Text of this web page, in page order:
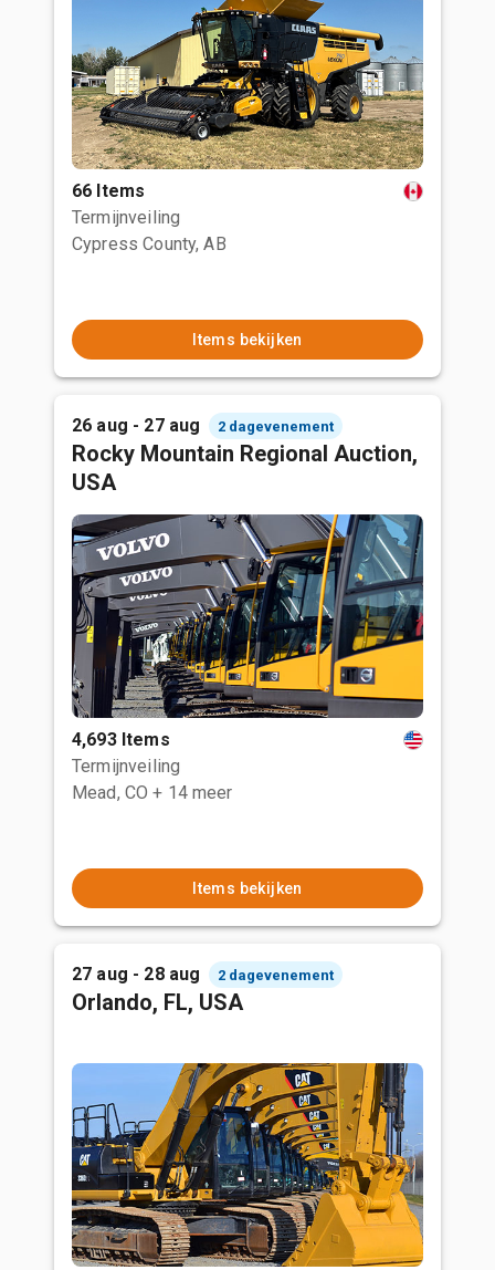
66 Items
Termijnveiling
Cypress County, AB
Items bekijken
26 aug - 27 aug 2 dagevenement
Rocky Mountain Regional Auction,
USA
4,693 Items
Termijnveiling
Mead, CO + 14 meer
Items bekijken
27 aug - 28 aug 2 dagevenement
Orlando, FL, USA